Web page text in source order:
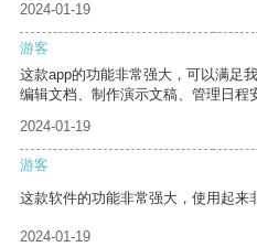
2024-01-19
游客
这款app的功能非常强大，可以满足
编辑文档、制作演示文稿、管理日程
2024-01-19
游客
这款软件的功能非常强大，使用起来
2024-01-19